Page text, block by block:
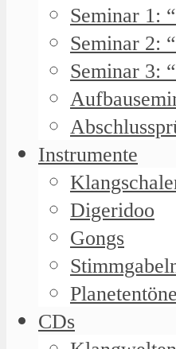
Seminar 1:
Seminar 2:
Seminar 3:
Instrumente
Digeridoo
Gongs
Planetentöne
CDs